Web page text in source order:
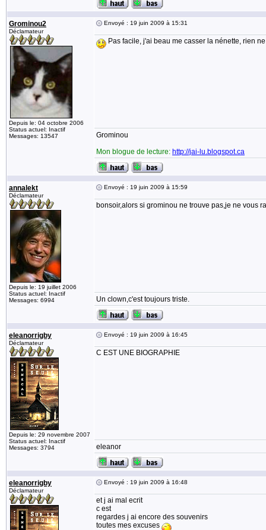
Grominou2
Déclamateur
Depuis le: 04 octobre 2006
Status actuel: Inactif
Messages: 13547
Envoyé : 19 juin 2009 à 15:31
Pas facile, j'ai beau me casser la nénette, rien
Grominou
Mon blogue de lecture: http://jai-lu.blogspot.ca
annalekt
Déclamateur
Depuis le: 19 juillet 2006
Status actuel: Inactif
Messages: 6994
Envoyé : 19 juin 2009 à 15:59
bonsoir,alors si grominou ne trouve pas,je ne vous
Un clown,c'est toujours triste.
eleanorrigby
Déclamateur
Depuis le: 29 novembre 2007
Status actuel: Inactif
Messages: 3794
Envoyé : 19 juin 2009 à 16:45
C EST UNE BIOGRAPHIE
eleanor
eleanorrigby
Déclamateur
Envoyé : 19 juin 2009 à 16:48
et j ai mal ecrit
c est
regardes j ai encore des souvenirs
toutes mes excuses